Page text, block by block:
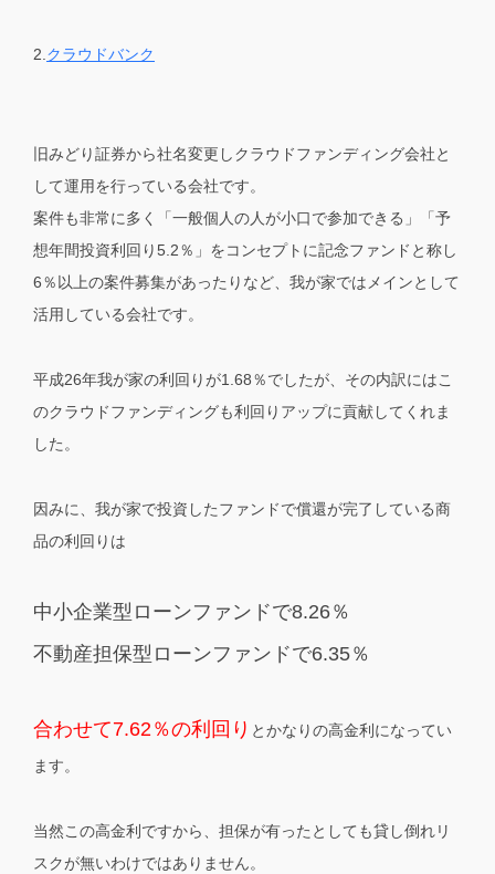
2.クラウドバンク
旧みどり証券から社名変更しクラウドファンディング会社と
して運用を行っている会社です。
案件も非常に多く「一般個人の人が小口で参加できる」「予
想年間投資利回り5.2％」をコンセプトに記念ファンドと称し
6％以上の案件募集があったりなど、我が家ではメインとして
活用している会社です。
平成26年我が家の利回りが1.68％でしたが、その内訳にはこ
のクラウドファンディングも利回りアップに貢献してくれま
した。
因みに、我が家で投資したファンドで償還が完了している商
品の利回りは
中小企業型ローンファンドで8.26％
不動産担保型ローンファンドで6.35％
合わせて7.62％の利回り とかなりの高金利になってい
ます。
当然この高金利ですから、担保が有ったとしても貸し倒れリ
スクが無いわけではありません。